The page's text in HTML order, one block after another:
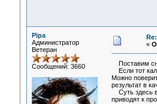
Pipa
Администратор
Ветеран
Сообщений: 3660
«
Поставим
Если тот
Можно
результат в
Суть здесь в
приводят к